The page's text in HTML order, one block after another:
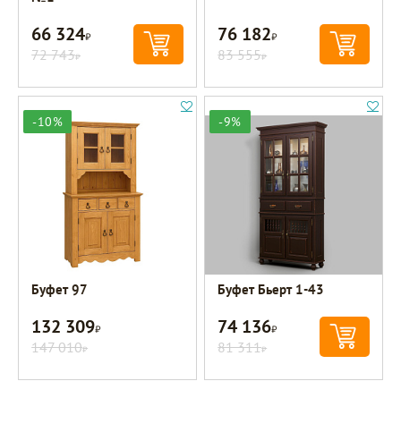
66 324Р
72 743Р
76 182Р
83 555Р
-10%
Буфет 97
132 309Р
147 010Р
-9%
Буфет Бьерт 1-43
74 136Р
81 311Р